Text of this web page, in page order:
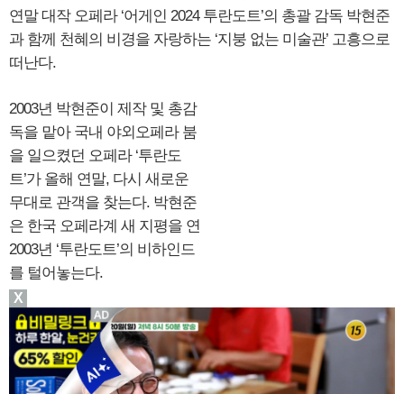
연말 대작 오페라 ‘어게인 2024 투란도트’의 총괄 감독 박현준
과 함께 천혜의 비경을 자랑하는 ‘지붕 없는 미술관’ 고흥으로
떠난다.
2003년 박현준이 제작 및 총감
독을 맡아 국내 야외오페라 붐
을 일으켰던 오페라 ‘투란도
트’가 올해 연말, 다시 새로운
무대로 관객을 찾는다. 박현준
은 한국 오페라계 새 지평을 연
2003년 ‘투란도트’의 비하인드
를 털어놓는다.
X